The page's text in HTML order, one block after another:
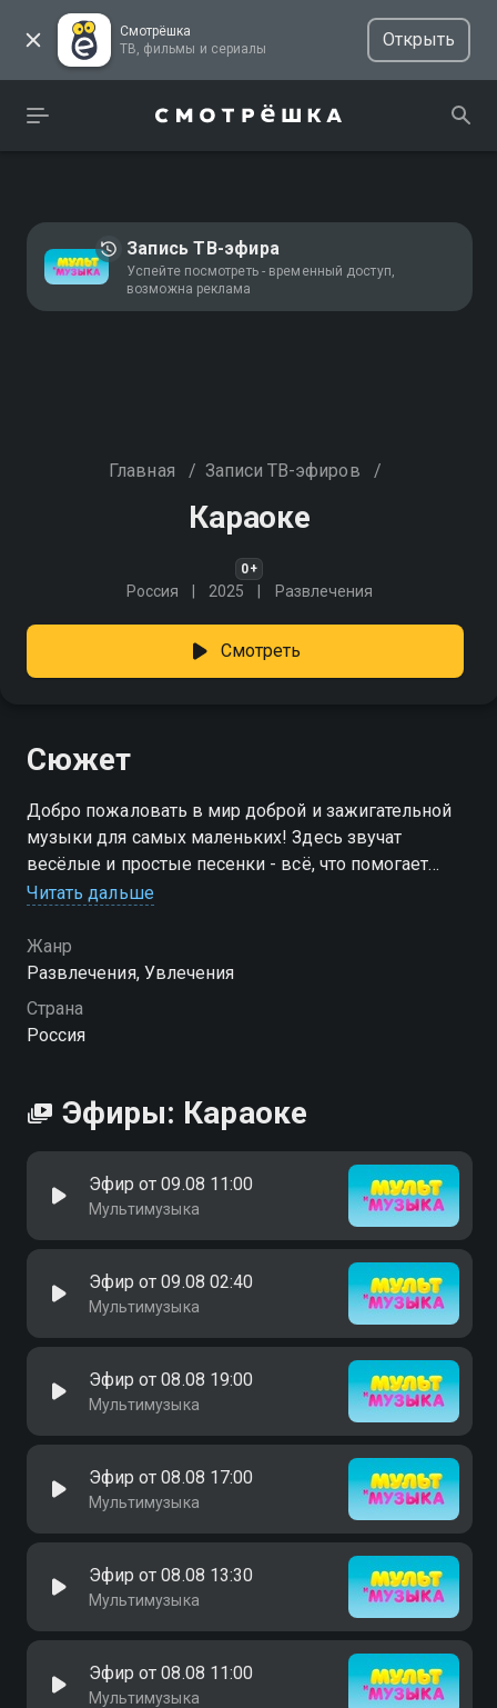
Смотрёшка
ТВ, фильмы и сериалы
Открыть
Запись ТВ-эфира
Успейте посмотреть - временный доступ,
возможна реклама
Главная / Записи ТВ-эфиров /
Караоке
0+
Россия 2025 Развлечения
Смотреть
Сюжет
Добро пожаловать в мир доброй и зажигательной
музыки для самых маленьких! Здесь звучат
весёлые и простые песенки - всё, что помогает
расти, учиться и улыбаться. Включайте передачу и
Читать дальше
Жанр
Развлечения, Увлечения
Страна
Россия
Эфиры: Караоке
Эфир от 09.08 11:00
Мультимузыка
Эфир от 09.08 02:40
Мультимузыка
Эфир от 08.08 19:00
Мультимузыка
Эфир от 08.08 17:00
Мультимузыка
Эфир от 08.08 13:30
Мультимузыка
Эфир от 08.08 11:00
Мультимузыка